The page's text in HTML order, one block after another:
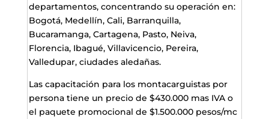
departamentos, concentrando su operación en:
Bogotá, Medellín, Cali, Barranquilla,
Bucaramanga, Cartagena, Pasto, Neiva,
Florencia, Ibagué, Villavicencio, Pereira,
Valledupar, ciudades aledañas.
Las capacitación para los montacarguistas por
persona tiene un precio de $430.000 mas IVA o
el paquete promocional de $1.500.000 pesos/mc